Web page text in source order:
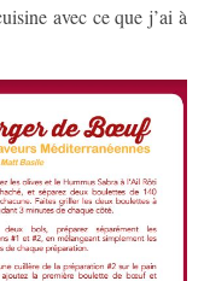
avec ce que j’ai à